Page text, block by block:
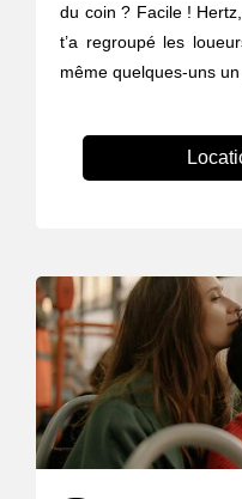
du coin ? Facile !
t’a regroupé les
même quelques-uns un